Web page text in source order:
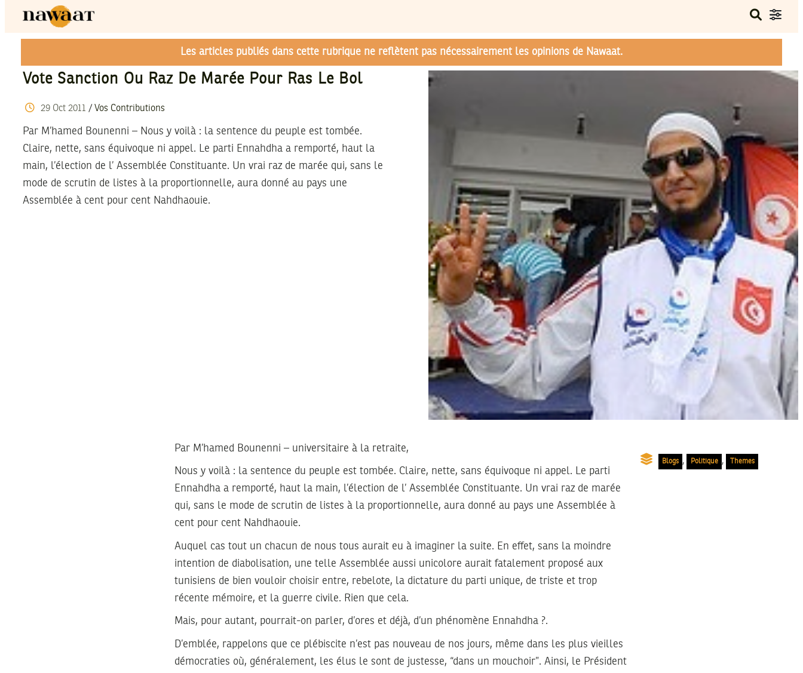
Les articles publiés dans cette rubrique ne reflètent pas nécessairement les opinions de Nawaat.
Vote Sanction Ou Raz De Marée Pour Ras Le Bol
29 Oct 2011 / Vos Contributions
Par M’hamed Bounenni – Nous y voilà : la sentence du peuple est tombée.
Claire, nette, sans équivoque ni appel. Le parti Ennahdha a remporté, haut la
main, l’élection de l’ Assemblée Constituante. Un vrai raz de marée qui, sans le
mode de scrutin de listes à la proportionnelle, aura donné au pays une
Assemblée à cent pour cent Nahdhaouie.
Blogs , Politique , Themes
Par M’hamed Bounenni – universitaire à la retraite,
Nous y voilà : la sentence du peuple est tombée. Claire, nette, sans équivoque ni appel. Le parti
Ennahdha a remporté, haut la main, l’élection de l’ Assemblée Constituante. Un vrai raz de marée
qui, sans le mode de scrutin de listes à la proportionnelle, aura donné au pays une Assemblée à
cent pour cent Nahdhaouie.
Auquel cas tout un chacun de nous tous aurait eu à imaginer la suite. En effet, sans la moindre
intention de diabolisation, une telle Assemblée aussi unicolore aurait fatalement proposé aux
tunisiens de bien vouloir choisir entre, rebelote, la dictature du parti unique, de triste et trop
récente mémoire, et la guerre civile. Rien que cela.
Mais, pour autant, pourrait-on parler, d’ores et déjà, d’un phénomène Ennahdha ?.
D’emblée, rappelons que ce plébiscite n’est pas nouveau de nos jours, même dans les plus vieilles
démocraties où, généralement, les élus le sont de justesse, “dans un mouchoir”. Ainsi, le Président